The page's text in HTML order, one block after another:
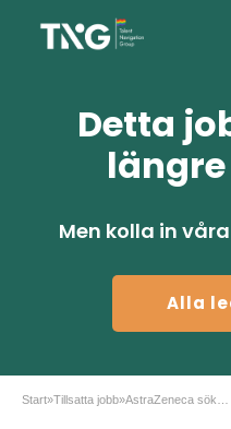
Detta
Men kolla in
Alla
Start»Tillsatta jobb»